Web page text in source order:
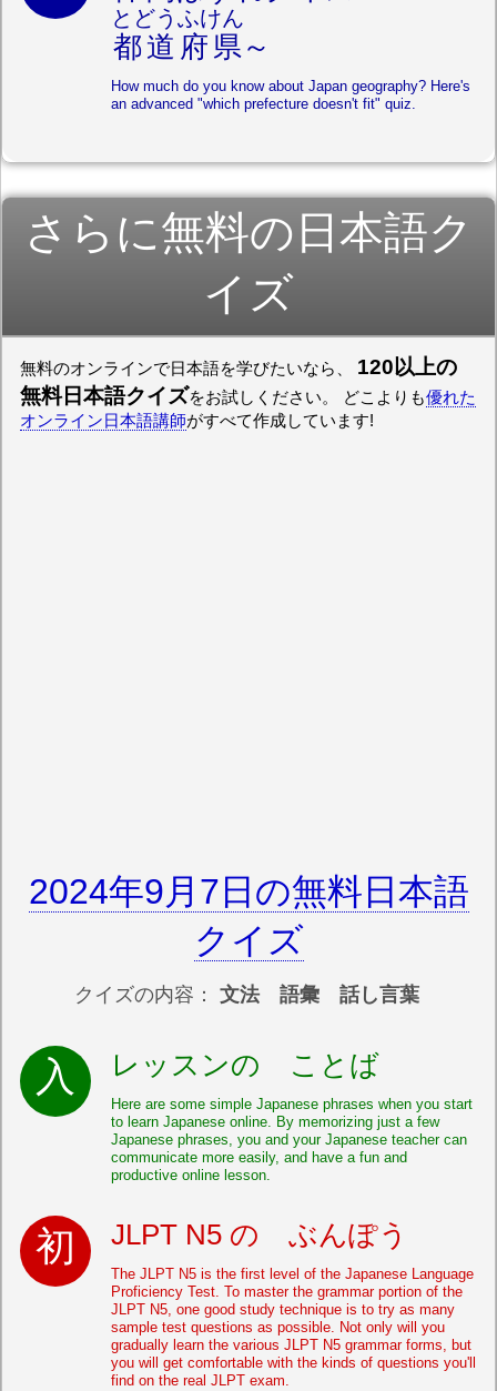
都道府県
とどうふけん
～
How much do you know about Japan geography? Here's
an advanced "which prefecture doesn't fit" quiz.
さらに無料の日本語ク
イズ
無料のオンラインで日本語を学びたいなら、 120以上の
無料日本語クイズ
をお試しください。 どこよりも優れた
オンライン日本語講師がすべて作成しています!
2024年9月7日の無料日本語
クイズ
クイズの内容： 文法 語彙 話し言葉
レッスンの ことば
Here are some simple Japanese phrases when you start
to learn Japanese online. By memorizing just a few
Japanese phrases, you and your Japanese teacher can
communicate more easily, and have a fun and
productive online lesson.
JLPT N5 の ぶんぽう
The JLPT N5 is the first level of the Japanese Language
Proficiency Test. To master the grammar portion of the
JLPT N5, one good study technique is to try as many
sample test questions as possible. Not only will you
gradually learn the various JLPT N5 grammar forms, but
you will get comfortable with the kinds of questions you'll
find on the real JLPT exam.